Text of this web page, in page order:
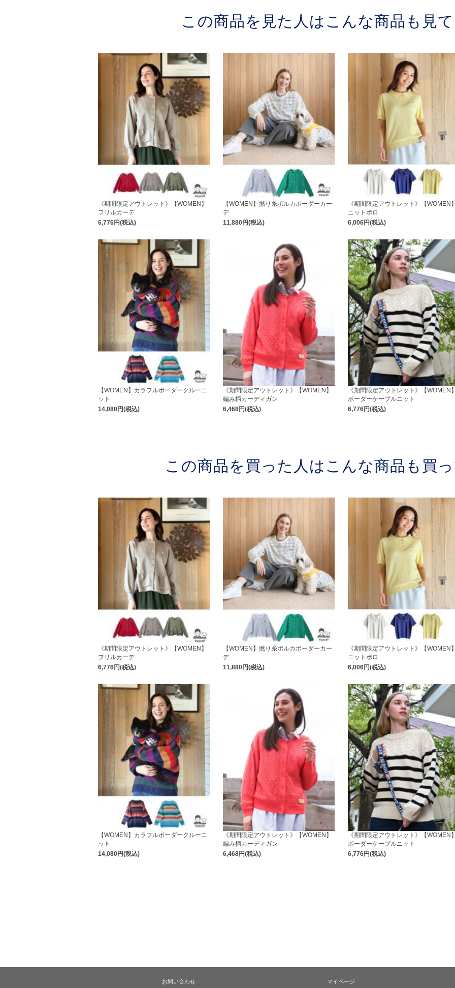
この商品を見た人はこんな商品も見
《期間限定アウトレット》【WOMEN】
フリルカーデ
6,776円(税込)
【WOMEN】撚り糸ポルカボーダーカー
デ
11,880円(税込)
《期間限定アウトレット》【WOMEN
ニットポロ
6,006円(税込)
【WOMEN】カラフルボーダークルーニ
ット
14,080円(税込)
《期間限定アウトレット》【WOMEN】
編み柄カーディガン
6,468円(税込)
《期間限定アウトレット》【WOMEN
ボーダーケーブルニット
6,776円(税込)
この商品を買った人はこんな商品も買
《期間限定アウトレット》【WOMEN】
フリルカーデ
6,776円(税込)
【WOMEN】撚り糸ポルカボーダーカー
デ
11,880円(税込)
《期間限定アウトレット》【WOMEN
ニットポロ
6,006円(税込)
【WOMEN】カラフルボーダークルーニ
ット
14,080円(税込)
《期間限定アウトレット》【WOMEN】
編み柄カーディガン
6,468円(税込)
《期間限定アウトレット》【WOMEN
ボーダーケーブルニット
6,776円(税込)
お問い合わせ マイページ